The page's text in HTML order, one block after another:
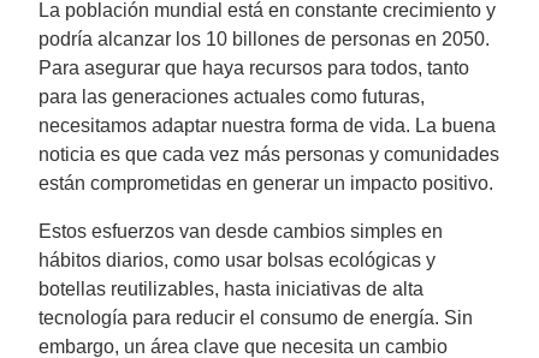
La población mundial está en constante crecimiento y
podría alcanzar los 10 billones de personas en 2050.
Para asegurar que haya recursos para todos, tanto
para las generaciones actuales como futuras,
necesitamos adaptar nuestra forma de vida. La buena
noticia es que cada vez más personas y comunidades
están comprometidas en generar un impacto positivo.
Estos esfuerzos van desde cambios simples en
hábitos diarios, como usar bolsas ecológicas y
botellas reutilizables, hasta iniciativas de alta
tecnología para reducir el consumo de energía. Sin
embargo, un área clave que necesita un cambio